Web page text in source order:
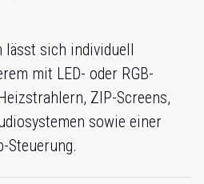
lässt sich individuell
mit LED- oder RGB-
ZIP-Screens,
sowie einer
Steuerung.